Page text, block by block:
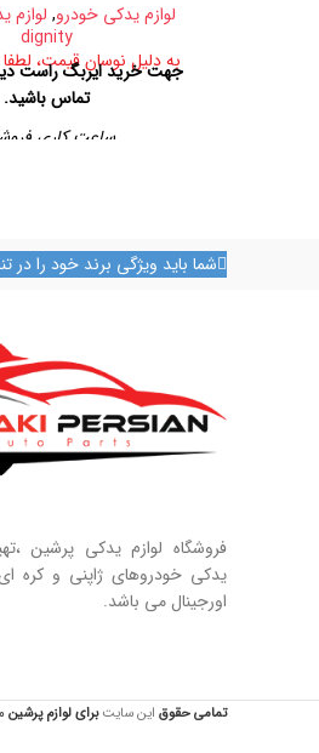
لوازم یدکی خودرو, لوازم
dignity
به دلیل نوسان قیمت،
جهت خرید ایربگ راست
تماس باشید.
ساعت کاری
تهران، خیابان امیرکبیر، پاساژ
تلفن تماس
09128884461
09128884461
شما باید ویژگی برند خود را در
فروشگاه لوازم یدکی پرشین
یدکی خودروهای ژاپنی و کره
اورجینال می باشد.
تمامی حقوق این سایتبرای لوازمپرشین